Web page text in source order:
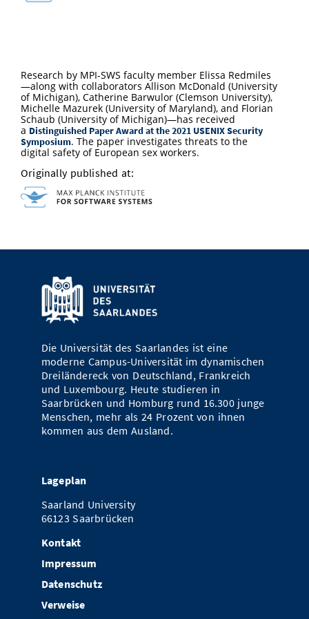
SIC Merchandise
SIC Podcast
Termine, Vorträge und Veranstaltungen
Alumni
Research by MPI-SWS faculty member Elissa Redmiles
—along with collaborators Allison McDonald (University
of Michigan), Catherine Barwulor (Clemson University),
Michelle Mazurek (University of Maryland), and Florian
Schaub (University of Michigan)—has received
a Distinguished Paper Award at the 2021 USENIX Security
Symposium. The paper investigates threats to the
digital safety of European sex workers.
Originally published at:
Die Universität des Saarlandes ist eine
moderne Campus-Universität im dynamischen
Dreiländereck von Deutschland, Frankreich
und Luxembourg. Heute studieren in
Saarbrücken und Homburg rund 16.300 junge
Menschen, mehr als 24 Prozent von ihnen
kommen aus dem Ausland.
Lageplan
Saarland University
66123 Saarbrücken
Kontakt
Impressum
Datenschutz
Verweise